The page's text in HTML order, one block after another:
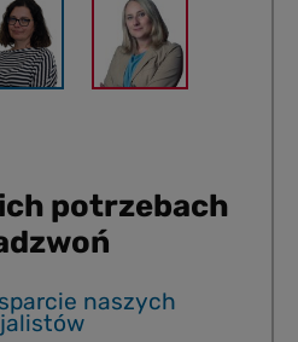
potrzebach
naszych